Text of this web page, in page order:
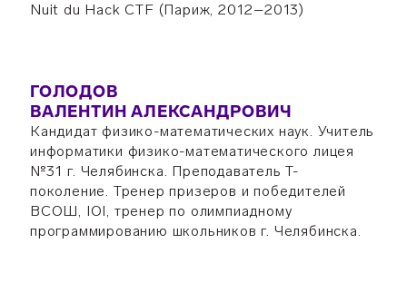
Nuit du Hack CTF (Париж, 2012–2013)
ГОЛОДОВ
ВАЛЕНТИН АЛЕКСАНДРОВИЧ
Кандидат физико-математических наук. Учитель
информатики физико-математического лицея
№31 г. Челябинска. Преподаватель Т-
поколение. Тренер призеров и победителей
ВСОШ, IOI, тренер по олимпиадному
программированию школьников г. Челябинска.